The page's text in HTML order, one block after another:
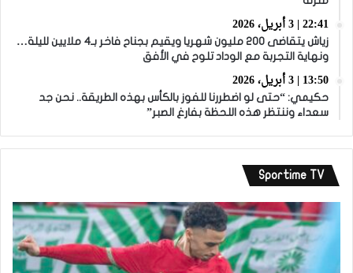
22:41 | 3 أبريل، 2026
زياش يتقاضى 200 مليون شهريا ويقيم بجناح فاخر بـ4 ملايين لليلة…
ونهاية التجربة مع الوداد تلوح في الأفق
13:50 | 3 أبريل، 2026
حكيمي: “حتى لو اضطررنا للفوز بالكأس بهذه الطريقة.. نحن جد
سعداء وننتظر هذه اللحظة بفارغ الصبر”
Sportime TV